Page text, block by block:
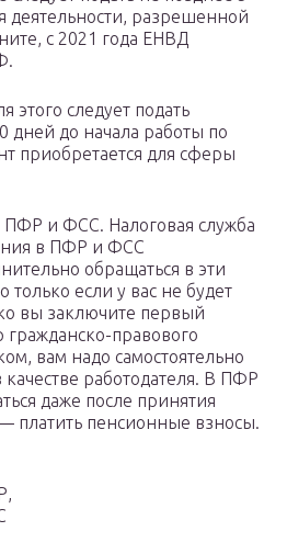
деятельности, разрешенной
с 2021 года ЕНВД
этого следует подать
дней до начала работы по
приобретается для сферы
ПФР и ФСС. Налоговая служба
в ПФР и ФСС
обращаться в эти
если у вас не будет
вы заключите первый
правового
вам надо самостоятельно
качестве работодателя. В ПФР
даже после принятия
платить пенсионные взносы.